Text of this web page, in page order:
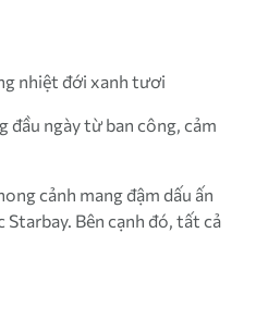
nhiệt đới xanh tươi
đầu ngày từ ban công, cảm
cảnh mang đậm dấu ấn
Bên cạnh đó, tất cả